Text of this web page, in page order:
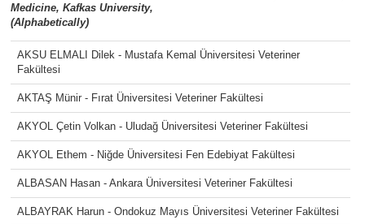
Medicine, Kafkas University,
(Alphabetically)
AKSU ELMALI Dilek - Mustafa Kemal Üniversitesi Veteriner
Fakültesi
AKTAŞ Münir - Fırat Üniversitesi Veteriner Fakültesi
AKYOL Çetin Volkan - Uludağ Üniversitesi Veteriner Fakültesi
AKYOL Ethem - Niğde Üniversitesi Fen Edebiyat Fakültesi
ALBASAN Hasan - Ankara Üniversitesi Veteriner Fakültesi
ALBAYRAK Harun - Ondokuz Mayıs Üniversitesi Veteriner Fakültesi